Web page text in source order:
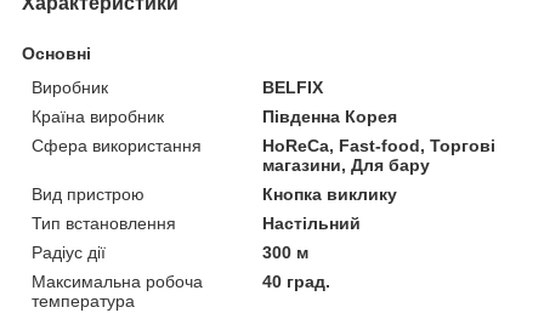
Основні
Виробник
BELFIX
Країна виробник
Південна Корея
Сфера використання
HoReCa, Fast-food, Торгові
магазини, Для бару
Вид пристрою
Кнопка виклику
Тип встановлення
Настільний
Радіус дії
300 м
Максимальна робоча
температура
40 град.